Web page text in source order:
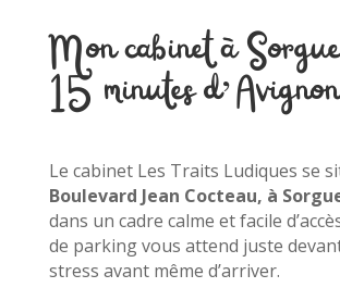
Mon cabinet à
15 minutes d’Avignon
Le cabinet Les Traits Ludiques se
Boulevard Jean Cocteau, à
dans un cadre calme et facile
de parking vous attend juste
stress avant même d’arriver.